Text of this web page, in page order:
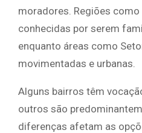
moradores. Regiões como
conhecidas por serem
enquanto áreas como
movimentadas e urbanas.
Alguns bairros têm
outros são
diferenças afetam as